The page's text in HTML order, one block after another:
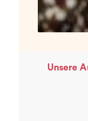
Unsere